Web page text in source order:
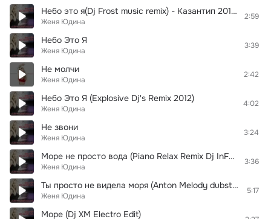
Небо это я(Dj Frost music remix) - Казантип 2012!!!Новинки Клубной Музыки Хит 2012 Год 2012 )Клубняк 2012!Казантип 2012Новинка New Русские Хиты Песни Русская Лето Музыка
Женя Юдина
2:59
Небо Это Я
Женя Юдина
3:39
Не молчи
Женя Юдина
2:42
Небо Это Я (Explosive Dj's Remix 2012)
Женя Юдина
4:02
Не звони
Женя Юдина
3:24
Море не просто вода (Piano Relax Remix Dj InF1X)
Женя Юдина
3:36
Ты просто не видела моря (Anton Melody dubstep remix)
Женя Юдина
5:17
Море (Dj XM Electro Edit)